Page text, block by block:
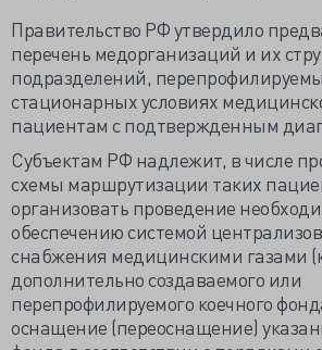
Правительство РФ утвердило
перечень медорганизаций и их
подразделений,
стационарных условиях
пациентам с подтвержденным
Субъектам РФ надлежит, в числе
схемы маршрутизации таких
организовать проведение
обеспечению системой
снабжения медицинскими газами
дополнительно создаваемого или
перепрофилируемого коечного
оснащение (переоснащение)